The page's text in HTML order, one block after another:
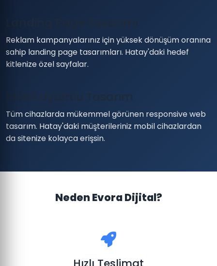
Reklam kampanyalarınız için yüksek dönüşüm oranına
sahip landing page tasarımları. Hatay'daki hedef
kitlenize özel sayfalar.
Mobil Uyumlu Tasarım
Tüm cihazlarda mükemmel görünen responsive web
tasarım. Hatay'daki müşterileriniz mobil cihazlardan
da sitenize kolayca erişsin.
Neden Evora Dijital?